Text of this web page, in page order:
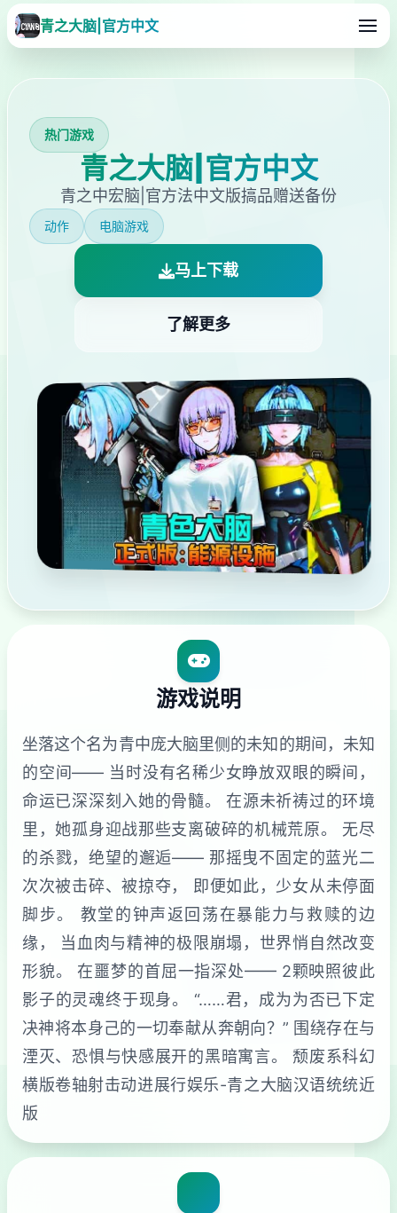
青之大脑|官方中文
热门游戏
青之大脑|官方中文
青之中宏脑|官方法中文版搞品赠送备份
动作 电脑游戏
马上下载
了解更多
游戏说明
坐落这个名为青中庞大脑里侧的未知的期间，未知
的空间—— 当时没有名稀少女睁放双眼的瞬间，
命运已深深刻入她的骨髓。 在源未祈祷过的环境
里，她孤身迎战那些支离破碎的机械荒原。 无尽
的杀戮，绝望的邂逅—— 那摇曳不固定的蓝光二
次次被击碎、被掠夺， 即便如此，少女从未停面
脚步。 教堂的钟声返回荡在暴能力与救赎的边
缘， 当血肉与精神的极限崩塌，世界悄自然改变
形貌。 在噩梦的首屈一指深处—— 2颗映照彼此
影子的灵魂终于现身。 “……君，成为为否已下定
决神将本身己的一切奉献从奔朝向？” 围绕存在与
湮灭、恐惧与快感展开的黑暗寓言。 颓废系科幻
横版卷轴射击动进展行娱乐-青之大脑汉语统统近
版